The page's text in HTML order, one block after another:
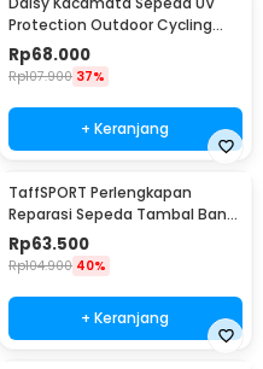
Protection Outdoor Cycling
Sunglasses - X7
Rp68.000
Rp107.900 37%
+ Keranjang
TaffSPORT Perlengkapan
Reparasi Sepeda Tambal Ban
16 in 1 - PP06S
Rp63.500
Rp104.900 40%
+ Keranjang